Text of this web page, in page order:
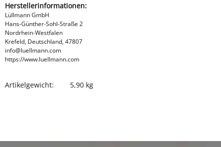
Herstellerinformationen:
Lüllmann GmbH
Hans-Günther-Sohl-Straße 2
Nordrhein-Westfalen
Krefeld, Deutschland, 47807
info@luellmann.com
https://www.luellmann.com
Produkteigenschaft
Wert
Artikelgewicht: 5,90 kg